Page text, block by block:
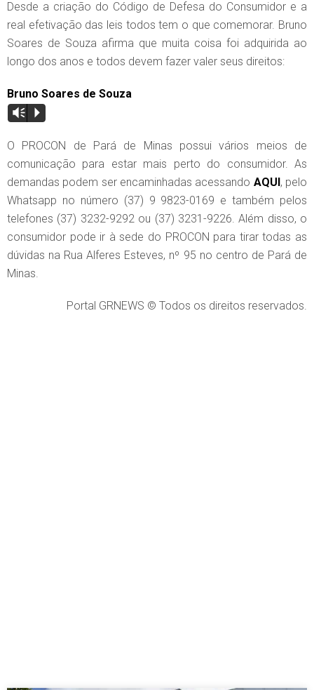
Desde a criação do Código de Defesa do Consumidor e a
real efetivação das leis todos tem o que comemorar. Bruno
Soares de Souza afirma que muita coisa foi adquirida ao
longo dos anos e todos devem fazer valer seus direitos:
Bruno Soares de Souza
Vm P
O PROCON de Pará de Minas possui vários meios de
comunicação para estar mais perto do consumidor. As
demandas podem ser encaminhadas acessando AQUI , pelo
Whatsapp no número (37) 9 9823-0169 e também pelos
telefones (37) 3232-9292 ou (37) 3231-9226. Além disso, o
consumidor pode ir à sede do PROCON para tirar todas as
dúvidas na Rua Alferes Esteves, nº 95 no centro de Pará de
Minas.
Portal GRNEWS © Todos os direitos reservados.